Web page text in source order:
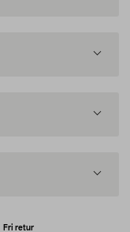
Fri retur